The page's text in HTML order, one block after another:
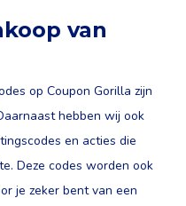
van
op Coupon Gorilla zijn
hebben wij ook
en acties die
Deze codes worden ook
je zeker bent van een